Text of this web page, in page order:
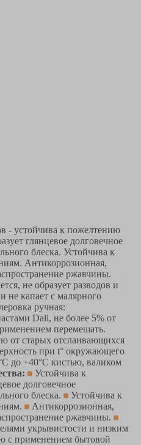
- устойчива к пожелтению
глянцевое долговечное
блеска. Устойчива к
Антикоррозионная,
ржавчины.
не образует разводов и
не капает с малярного
ручная:
Dali, не более 5% от
перемешать.
от старых отслаивающихся
при t° окружающего
до +40°С кистью, валиком
Устойчива к
долговечное
блеска.
Устойчива к
Антикоррозионная,
ржавчины.
укрывистости и низким
с применением бытовой